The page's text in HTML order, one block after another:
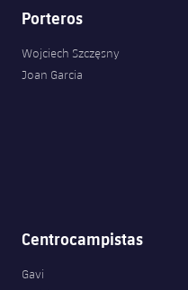
Porteros
Wojciech Szczęsny
Joan Garcia
Centrocampistas
Gavi